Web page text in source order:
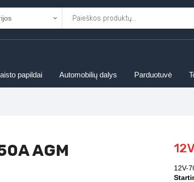
papildai Automobilių dalys Parduotuvė
AGM
12V-